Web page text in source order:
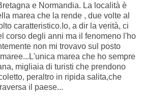
e Normandia. La località è
marea che la rende , due volte al
caratteristico.Io, a dir la verità, ci
corso degli anni ma il fenomeno l'ho
non mi trovavo sul posto
marea che ho sempre
migliaia di turisti che prendono
peraltro in ripida salita,che
il paese...